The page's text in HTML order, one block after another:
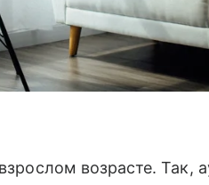
возрасте. Так,